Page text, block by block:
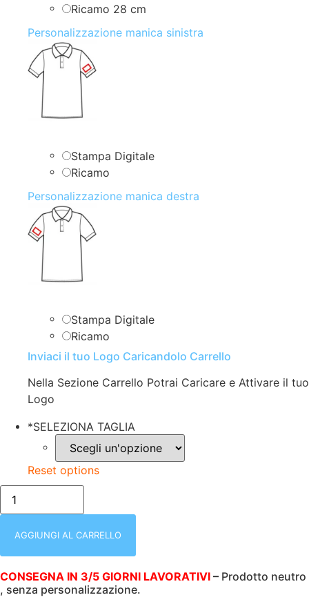
Ricamo 28 cm
Personalizzazione manica sinistra
Stampa Digitale
Ricamo
Personalizzazione manica destra
Stampa Digitale
Ricamo
Inviaci il tuo Logo Caricandolo Carrello
Nella Sezione Carrello Potrai Caricare e Attivare il tuo
Logo
*SELEZIONA TAGLIA
Reset options
POLO
DONNA
|
MANICA
100%
|
180
AGGIUNGI AL CARRELLO
CONSEGNA IN 3/5 GIORNI LAVORATIVI – Prodotto neutro
, senza personalizzazione.